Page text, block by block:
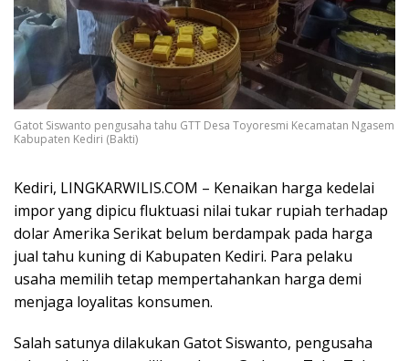
Gatot Siswanto pengusaha tahu GTT Desa Toyoresmi Kecamatan Ngasem
Kabupaten Kediri (Bakti)
Kediri, LINGKARWILIS.COM – Kenaikan harga kedelai
impor yang dipicu fluktuasi nilai tukar rupiah terhadap
dolar Amerika Serikat belum berdampak pada harga
jual tahu kuning di Kabupaten Kediri. Para pelaku
usaha memilih tetap mempertahankan harga demi
menjaga loyalitas konsumen.
Salah satunya dilakukan Gatot Siswanto, pengusaha